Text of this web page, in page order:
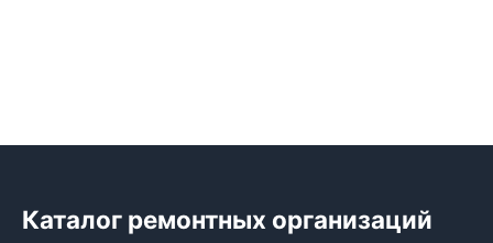
Каталог ремонтных организаций